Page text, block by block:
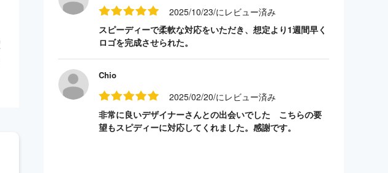
2025/10/23/にレビュー済み
スピーディーで柔軟な対応をいただき、想定より1週間早く
ロゴを完成させられた。
Chio
2025/02/20/にレビュー済み
非常に良いデザイナーさんとの出会いでした こちらの要
望もスピディーに対応してくれました。感謝です。